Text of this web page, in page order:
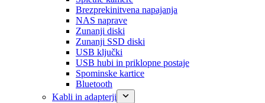
Brezprekinitvena napajanja
NAS naprave
Zunanji diski
Zunanji SSD diski
USB ključki
USB hubi in priklopne postaje
Spominske kartice
Bluetooth
Kabli in adapterji